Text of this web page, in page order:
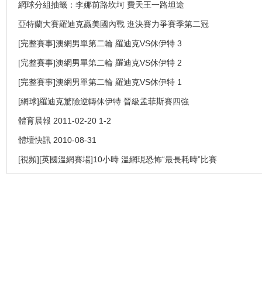
網球分組抽籤：李娜前路坎坷 費天王一路坦途
亞特蘭大賽羅迪克贏美國內戰 進決賽力爭賽季第二冠
[完整賽事]澳網男單第二輪 羅迪克VS休伊特 3
[完整賽事]澳網男單第二輪 羅迪克VS休伊特 2
[完整賽事]澳網男單第二輪 羅迪克VS休伊特 1
[網球]羅迪克驚險逆轉休伊特 晉級孟菲斯賽四強
體育晨報 2011-02-20 1-2
體壇快訊 2010-08-31
[視頻][英國溫網賽場]10小時 溫網現恐怖“最長耗時”比賽